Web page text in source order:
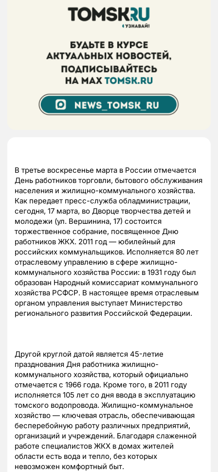
В третье воскресенье марта в России отмечается
День работников торговли, бытового обслуживания
населения и жилищно-коммунального хозяйства.
Как передает пресс-служба обладминистрации,
сегодня, 17 марта, во Дворце творчества детей и
молодежи (ул. Вершинина, 17) состоится
торжественное собрание, посвященное Дню
работников ЖКХ. 2011 год — юбилейный для
российских коммунальщиков. Исполняется 80 лет
отраслевому управлению в сфере жилищно-
коммунального хозяйства России: в 1931 году был
образован Народный комиссариат коммунального
хозяйства РСФСР. В настоящее время отраслевым
органом управления выступает Министерство
регионального развития Российской Федерации.
Другой круглой датой является 45-летие
празднования Дня работника жилищно-
коммунального хозяйства, который официально
отмечается с 1966 года. Кроме того, в 2011 году
исполняется 105 лет со дня ввода в эксплуатацию
томского водопровода. Жилищно-коммунальное
хозяйство — ключевая отрасль, обеспечивающая
бесперебойную работу различных предприятий,
организаций и учреждений. Благодаря слаженной
работе специалистов ЖКХ в домах жителей
области есть вода и тепло, без которых
невозможен комфортный быт.